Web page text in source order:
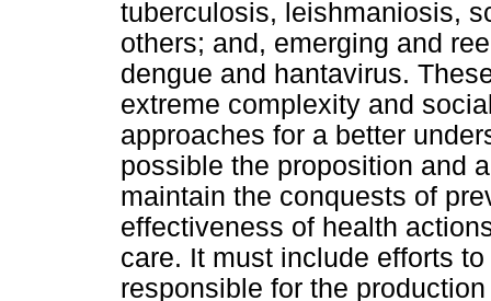
tuberculosis, leishmaniosis,
others; and, emerging and
dengue and hantavirus.
extreme complexity and
approaches for a better
possible the proposition and
maintain the conquests of
effectiveness of health
care. It must include efforts
responsible for the